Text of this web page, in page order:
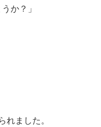
か？」
ました。